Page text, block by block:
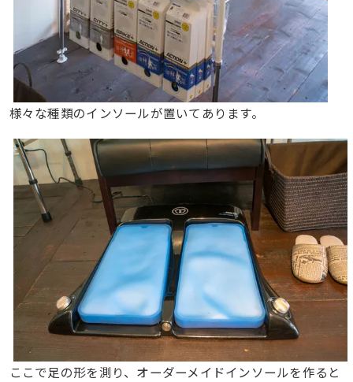
様々な種類のインソールが置いてあります。
ここで足の形を測り、オーダーメイドインソールを作ると